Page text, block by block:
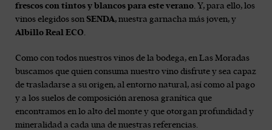
frescos con tintos y blancos para este verano. Y, para ello, los
vinos elegidos son SENDA, nuestra garnacha más joven, y
Albillo Real ECO.
Como con todos nuestros vinos de la bodega, en Las Moradas
buscamos que quien consuma nuestro vino disfrute y sea capaz
de trasladarse a su origen, al entorno natural, así como al pago
y a los suelos de composición arenosa granítica que
encontramos en lo alto del monte y que otorgan profundidad y
mineralidad a cada una de nuestras referencias.